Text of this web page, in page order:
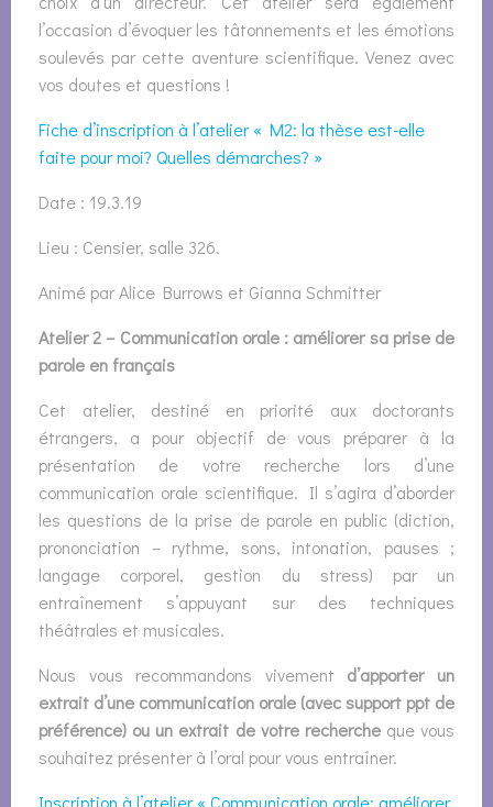
l’occasion d’évoquer les tâtonnements et les émotions
soulevés par cette aventure scientifique. Venez avec
vos doutes et questions !
Fiche d’inscription à l’atelier « M2: la thèse est-elle
faite pour moi? Quelles démarches? »
Date : 19.3.19
Lieu : Censier, salle 326.
Animé par Alice Burrows et Gianna Schmitter
Atelier 2 – Communication orale : améliorer sa prise de
parole en français
Cet atelier, destiné en priorité aux doctorants
étrangers, a pour objectif de vous préparer à la
présentation de votre recherche lors d’une
communication orale scientifique. Il s’agira d’aborder
les questions de la prise de parole en public (diction,
prononciation – rythme, sons, intonation, pauses ;
langage corporel, gestion du stress) par un
entraînement s’appuyant sur des techniques
théâtrales et musicales.
Nous vous recommandons vivement d’apporter un
extrait d’une communication orale (avec support ppt de
préférence) ou un extrait de votre rechercheque vous
souhaitez présenter à l’oral pour vous entraîner.
Inscription à l’atelier « Communication orale: améliorer